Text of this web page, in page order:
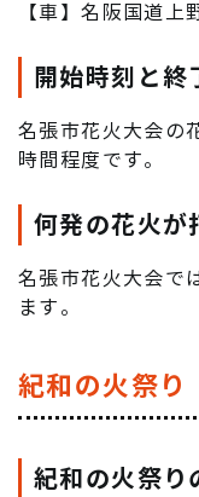
【車】名阪国道
開始時刻と終
名張市花火大会の
時間程度です。
何発の花火が
名張市花火大会で
ます。
紀和の火祭り
紀和の火祭り